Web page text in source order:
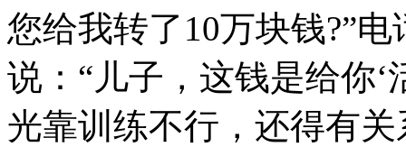
您给我转了10万块钱?”
说：“儿子，这钱是给你
光靠训练不行，还得有